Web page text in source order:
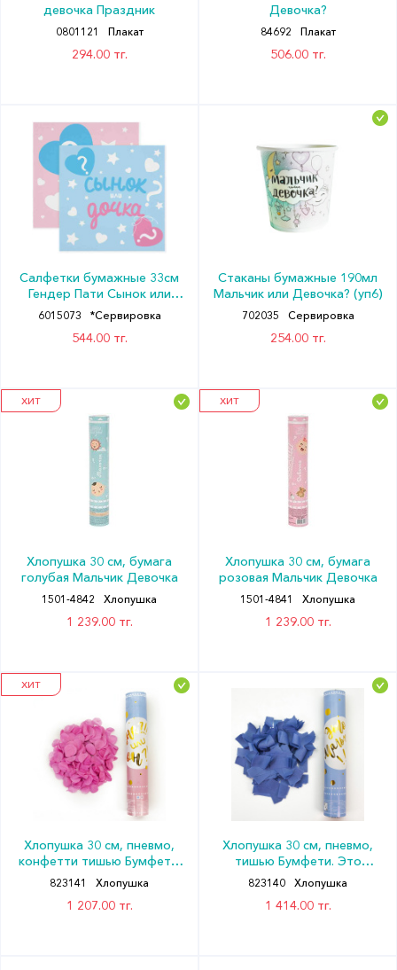
девочка Праздник
0801121 Плакат
294.00 тг.
Девочка?
84692 Плакат
506.00 тг.
Салфетки бумажные 33см
Гендер Пати Сынок или
Дочка? (уп20) ДБ
6015073 *Сервировка
544.00 тг.
Стаканы бумажные 190мл
Мальчик или Девочка? (уп6)
702035 Сервировка
254.00 тг.
ХИТ
Хлопушка 30 см, бумага
голубая Мальчик Девочка
1501-4842 Хлопушка
1 239.00 тг.
ХИТ
Хлопушка 30 см, бумага
розовая Мальчик Девочка
1501-4841 Хлопушка
1 239.00 тг.
ХИТ
Хлопушка 30 см, пневмо,
конфетти тишью Бумфети.
Девочка или Мальчик?
823141 Хлопушка
1 207.00 тг.
Хлопушка 30 см, пневмо,
тишью Бумфети. Это
мальчик!
823140 Хлопушка
1 414.00 тг.